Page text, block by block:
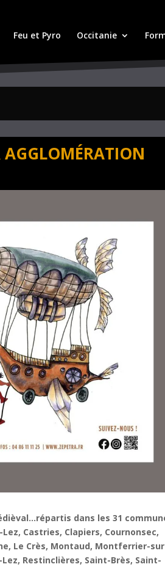
Feu et Pyro Occitanie
dans les 31
Castries, Clapiers, Cournonsec,
Le Crès, Montaud, Montferrier-
Restinclières, Saint-Brès, Saint-